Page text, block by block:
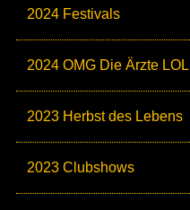
2024 Festivals
2024 OMG Die Ärzte LOL
2023 Herbst des Lebens
2023 Clubshows